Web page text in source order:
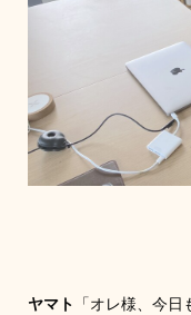
ヤマト 「オレ様、今日